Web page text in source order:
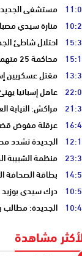
مستشفى
منارة سيدي
احتلال شاطئ
محاكمة 25 متهما في قضية الهجرة إلى سبتة
مقتل عسكريين
عاهل إسبانيا
مراكش: النيابة
عرقلة مفوض
الجديدة تشدد
منظمة الشبيبة
بطاقة الصحافة
درك سيدي
الجديدة: مطالب
مشاهدة